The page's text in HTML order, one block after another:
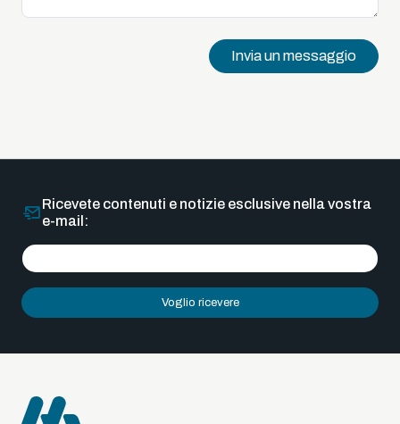
Invia un messaggio
Ricevete contenuti e notizie esclusive nella vostra
e-mail:
Voglio ricevere